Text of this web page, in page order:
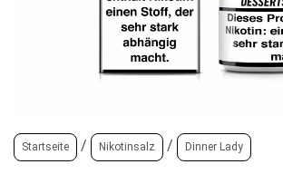
Startseite / Nikotinsalz / Dinner Lady